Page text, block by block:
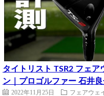
タイトリスト TSR2 フェ
ン｜プロゴルファー 石井
2022年11月25日 フェアウェ